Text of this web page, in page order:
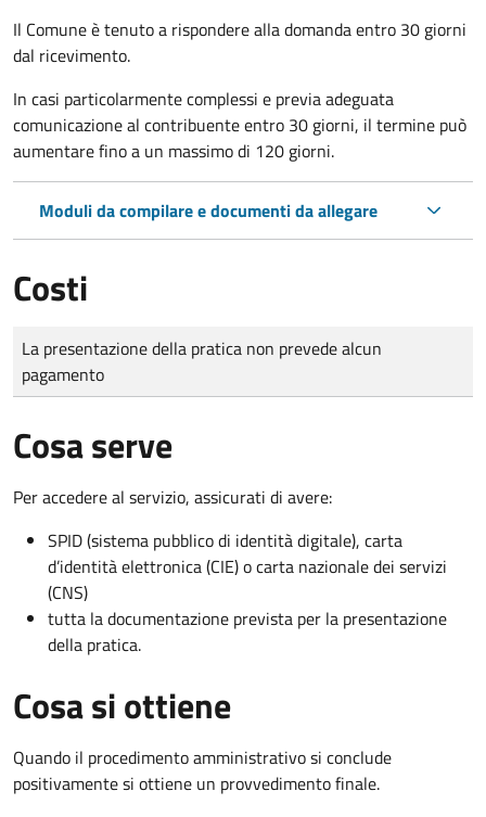
Il Comune è tenuto a rispondere alla domanda entro 30 giorni
dal ricevimento.
In casi particolarmente complessi e previa adeguata
comunicazione al contribuente entro 30 giorni, il termine può
aumentare fino a un massimo di 120 giorni.
Moduli da compilare e documenti da allegare
Costi
Tipo di pagamento
Importo
La presentazione della pratica non prevede alcun
pagamento
Cosa serve
Per accedere al servizio, assicurati di avere:
SPID (sistema pubblico di identità digitale), carta
d’identità elettronica (CIE) o carta nazionale dei servizi
(CNS)
tutta la documentazione prevista per la presentazione
della pratica.
Cosa si ottiene
Quando il procedimento amministrativo si conclude
positivamente si ottiene un provvedimento finale.